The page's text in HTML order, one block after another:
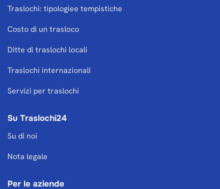
Traslochi: tipologiee tempistiche
Costo di un trasloco
Ditte di traslochi locali
Traslochi internazionali
Servizi per traslochi
Su Traslochi24
Su di noi
Nota legale
Per le aziende